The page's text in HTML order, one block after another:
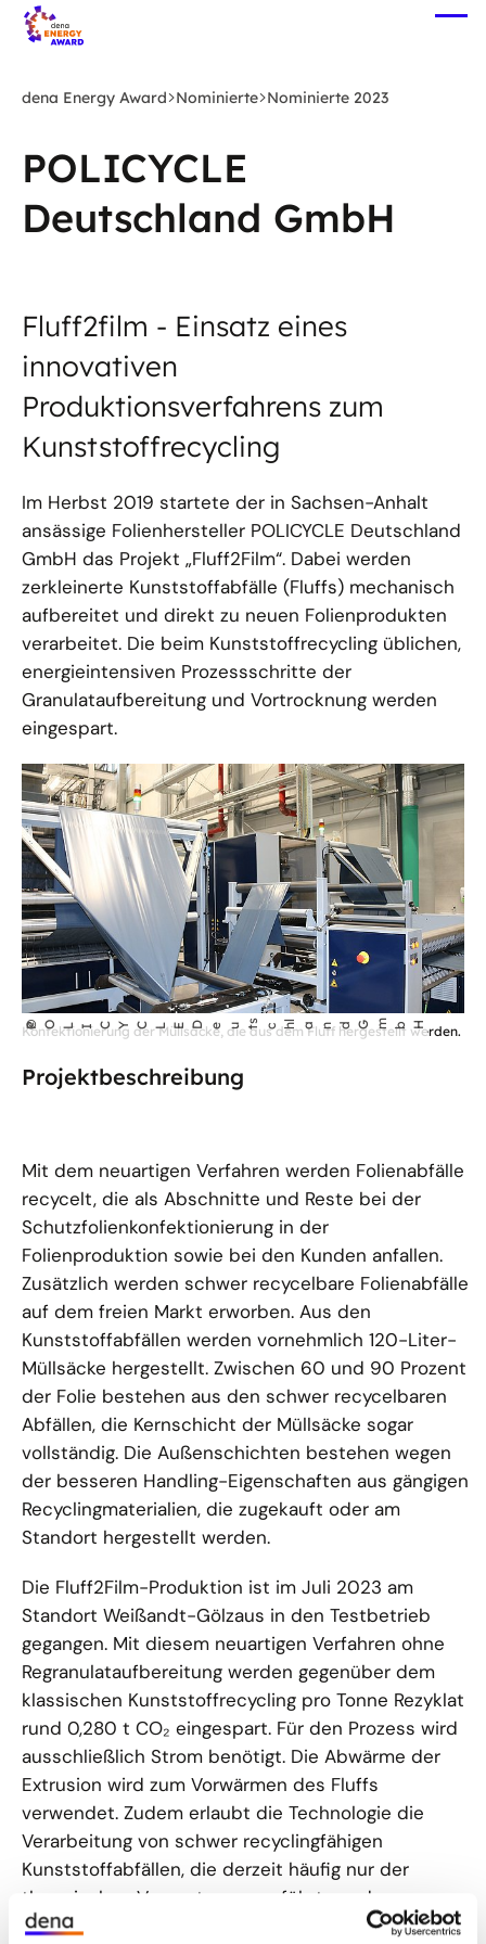
Zum
Hauptinhalt
dena Energy Award Nominierte Nominierte 2023
POLICYCLE
Deutschland GmbH
Fluff2film - Einsatz eines
innovativen
Produktionsverfahrens zum
Kunststoffrecycling
Im Herbst 2019 startete der in Sachsen-Anhalt
ansässige Folienhersteller POLICYCLE Deutschland
GmbH das Projekt „Fluff2Film“. Dabei werden
zerkleinerte Kunststoffabfälle (Fluffs) mechanisch
aufbereitet und direkt zu neuen Folienprodukten
verarbeitet. Die beim Kunststoffrecycling üblichen,
energieintensiven Prozessschritte der
Granulataufbereitung und Vortrocknung werden
eingespart.
© POLICYCLE Deut
s
ch land Gm bH
Konfektionierung der Müllsäcke, die aus dem Fluff hergestellt werden.
Projektbeschreibung
Mit dem neuartigen Verfahren werden Folienabfälle
recycelt, die als Abschnitte und Reste bei der
Schutzfolienkonfektionierung in der
Folienproduktion sowie bei den Kunden anfallen.
Zusätzlich werden schwer recycelbare Folienabfälle
auf dem freien Markt erworben. Aus den
Kunststoffabfällen werden vornehmlich 120-Liter-
Müllsäcke hergestellt. Zwischen 60 und 90 Prozent
der Folie bestehen aus den schwer recycelbaren
Abfällen, die Kernschicht der Müllsäcke sogar
vollständig. Die Außenschichten bestehen wegen
der besseren Handling-Eigenschaften aus gängigen
Recyclingmaterialien, die zugekauft oder am
Standort hergestellt werden.
Die Fluff2Film-Produktion ist im Juli 2023 am
Standort Weißandt-Gölzaus in den Testbetrieb
gegangen. Mit diesem neuartigen Verfahren ohne
Regranulataufbereitung werden gegenüber dem
klassischen Kunststoffrecycling pro Tonne Rezyklat
rund 0,280 t CO₂ eingespart. Für den Prozess wird
ausschließlich Strom benötigt. Die Abwärme der
Extrusion wird zum Vorwärmen des Fluffs
verwendet. Zudem erlaubt die Technologie die
Verarbeitung von schwer recyclingfähigen
Kunststoffabfällen, die derzeit häufig nur der
thermischen Verwertung zugeführt werden
können.